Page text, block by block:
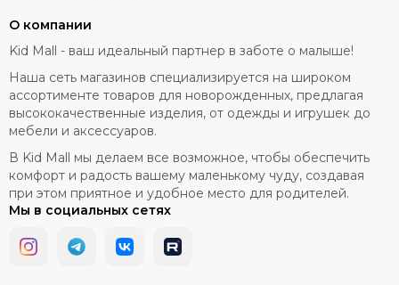
О компании
Kid Mall - ваш идеальный партнер в заботе о малыше!
Наша сеть магазинов специализируется на широком
ассортименте товаров для новорожденных, предлагая
высококачественные изделия, от одежды и игрушек до
мебели и аксессуаров.
В Kid Mall мы делаем все возможное, чтобы обеспечить
комфорт и радость вашему маленькому чуду, создавая
при этом приятное и удобное место для родителей.
Мы в социальных сетях